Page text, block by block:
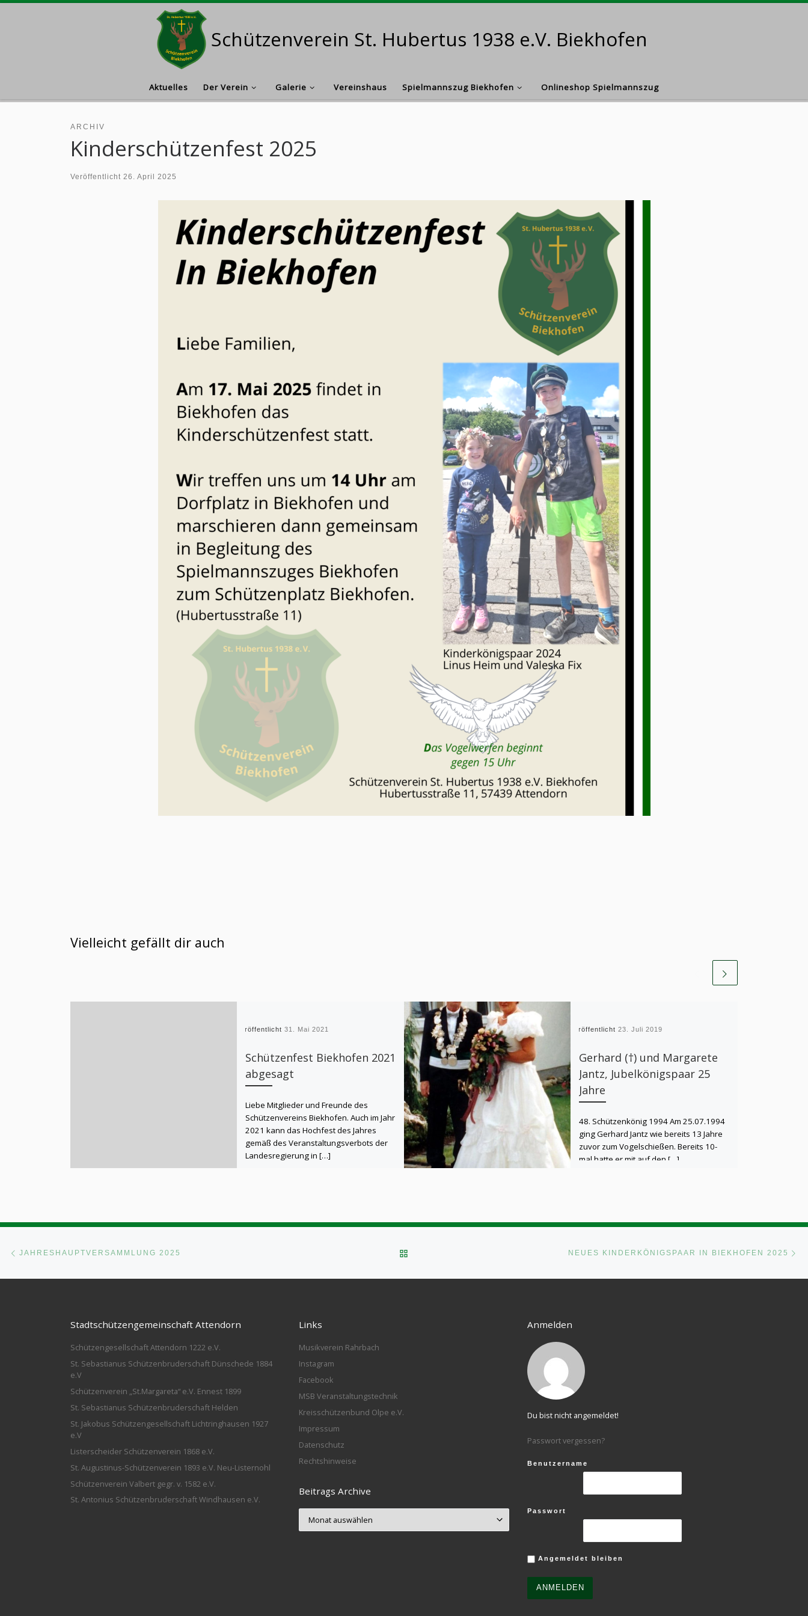
Schützenverein St. Hubertus 1938 e.V. Biekhofen
Aktuelles Der Verein Galerie Vereinshaus Spielmannszug Biekhofen Onlineshop Spielmannszug
ARCHIV
Kinderschützenfest 2025
Veröffentlicht 26. April 2025
Vielleicht gefällt dir auch
Veröffentlicht 31. Mai 2021
Schützenfest Biekhofen 2021
abgesagt
Liebe Mitglieder und Freunde des
Schützenvereins Biekhofen. Auch im Jahr
2021 kann das Hochfest des Jahres
gemäß des Veranstaltungsverbots der
Landesregierung in […]
Veröffentlicht 23. Juli 2019
Gerhard (†) und Margarete
Jantz, Jubelkönigspaar 25
Jahre
48. Schützenkönig 1994 Am 25.07.1994
ging Gerhard Jantz wie bereits 13 Jahre
zuvor zum Vogelschießen. Bereits 10-
mal hatte er mit auf den […]
Beitragsnavigation
JAHRESHAUPTVERSAMMLUNG 2025 NEUES KINDERKÖNIGSPAAR IN BIEKHOFEN 2025
Stadtschützengemeinschaft Attendorn
Schützengesellschaft Attendorn 1222 e.V.
St. Sebastianus Schützenbruderschaft Dünschede 1884
e.V
Schützenverein „St.Margareta“ e.V. Ennest 1899
St. Sebastianus Schützenbruderschaft Helden
St. Jakobus Schützengesellschaft Lichtringhausen 1927
e.V
Listerscheider Schützenverein 1868 e.V.
St. Augustinus-Schützenverein 1893 e.V. Neu-Listernohl
Schützenverein Valbert gegr. v. 1582 e.V.
St. Antonius Schützenbruderschaft Windhausen e.V.
Links
Musikverein Rahrbach
Instagram
Facebook
MSB Veranstaltungstechnik
Kreisschützenbund Olpe e.V.
Impressum
Datenschutz
Rechtshinweise
Beitrags Archive
Anmelden
Du bist nicht angemeldet!
Passwort vergessen?
Benutzername
Passwort
Angemeldet bleiben